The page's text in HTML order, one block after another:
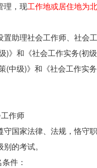
理，现工作地或居住地为
助理社会工作师、社会
)》和《社会工作实务(初
(中级)》和《社会工作实
作师
守国家法律、法规，恪守
的考试。
件：